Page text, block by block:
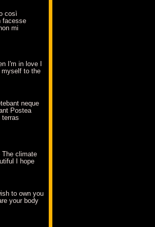
così
facesse
mi
I'm in love I
to the
neque
Postea
terras
The climate
I hope
to own you
your body